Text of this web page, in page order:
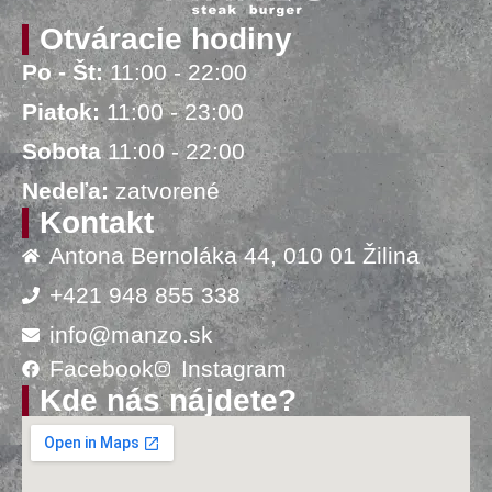
Otváracie hodiny
Po - Št:11:00 - 22:00
Piatok: 11:00 - 23:00
Sobota11:00 - 22:00
Nedeľa:zatvorené
Kontakt
Antona Bernoláka 44, 010 01 Žilina
+421 948 855 338
info@manzo.sk
Facebook
Instagram
Kde nás nájdete?